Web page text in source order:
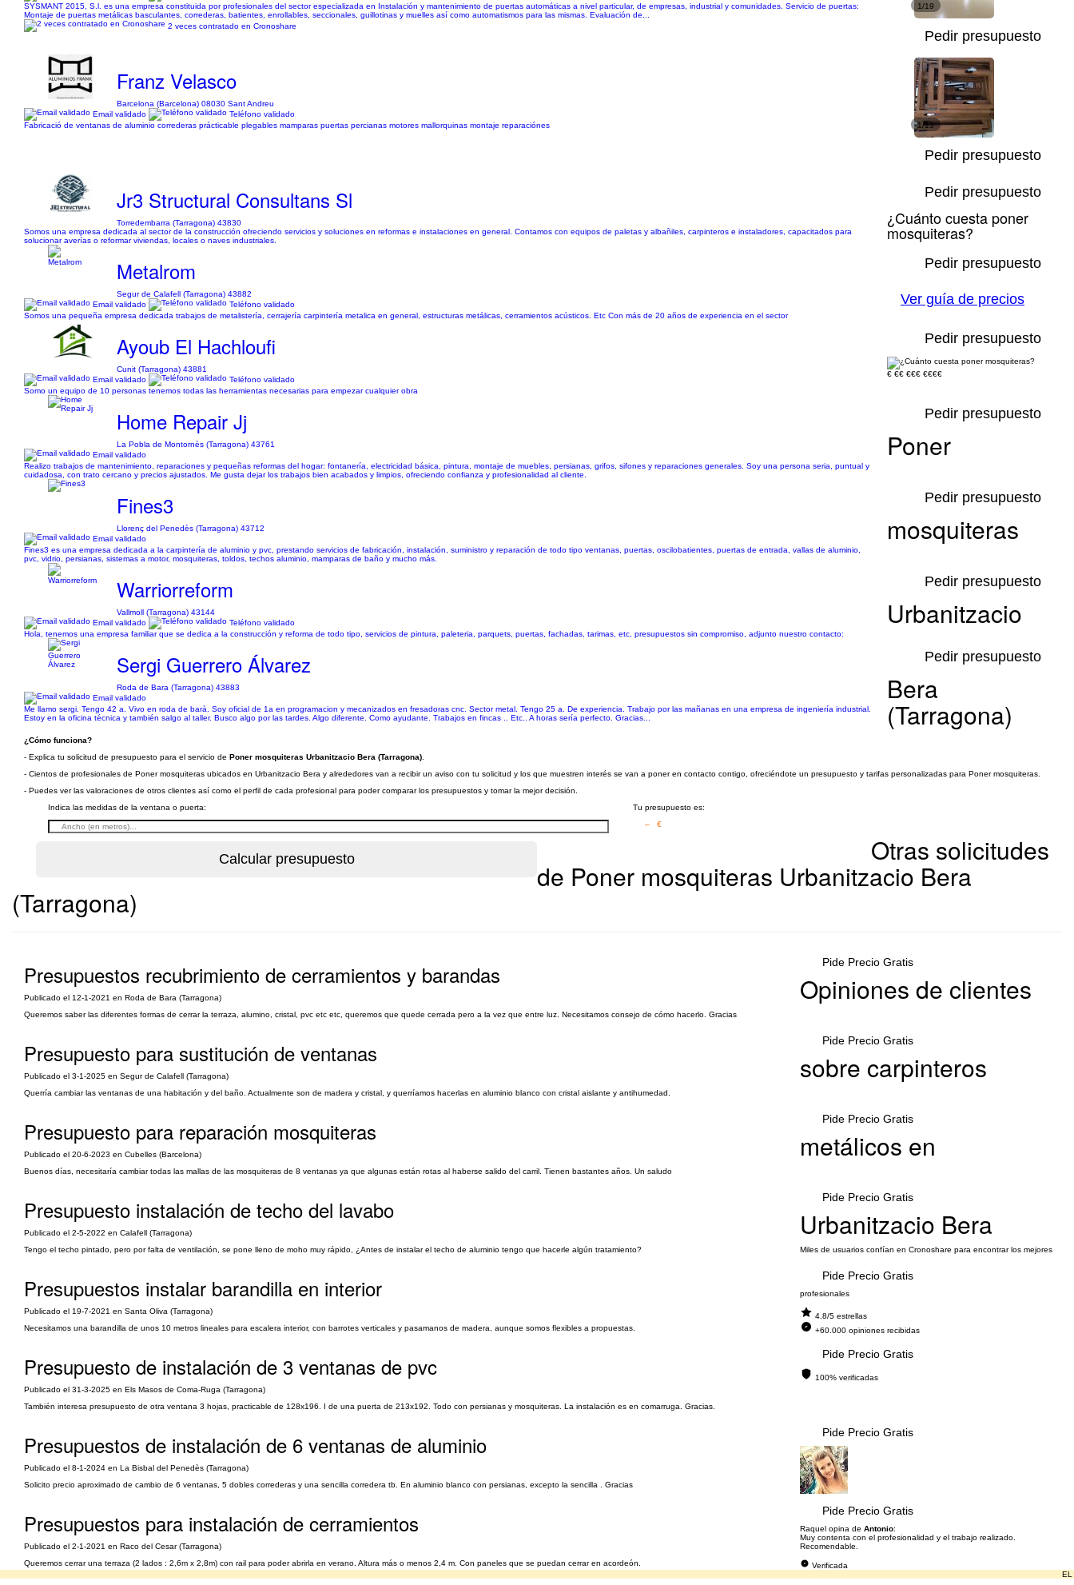
SYSMANT 2015, S.l. es una empresa constituida por profesionales del sector especializada en Instalación y mantenimiento de puertas automáticas a nivel particular, de empresas, industrial y comunidades. Servicio de puertas:
Montaje de puertas metálicas basculantes, correderas, batientes, enrollables, seccionales, guillotinas y muelles así como automatismos para las mismas. Evaluación de...
2 veces contratado en Cronoshare
1/19
Pedir presupuesto
Franz Velasco
Barcelona (Barcelona) 08030 Sant Andreu
Email validado
Teléfono validado
Fabricació de ventanas de aluminio correderas prácticable plegables mamparas puertas percianas motores mallorquinas montaje reparaciónes
1/13
Pedir presupuesto
Jr3 Structural Consultans Sl
Torredembarra (Tarragona) 43830
Somos una empresa dedicada al sector de la construcción ofreciendo servicios y soluciones en reformas e instalaciones en general. Contamos con equipos de paletas y albañiles, carpinteros e instaladores, capacitados para
solucionar averías o reformar viviendas, locales o naves industriales.
Pedir presupuesto
Metalrom
Segur de Calafell (Tarragona) 43882
Email validado
Teléfono validado
Somos una pequeña empresa dedicada trabajos de metalistería, cerrajería carpintería metalica en general, estructuras metálicas, cerramientos acústicos. Etc Con más de 20 años de experiencia en el sector
Pedir presupuesto
Ayoub El Hachloufi
Cunit (Tarragona) 43881
Email validado
Teléfono validado
Somo un equipo de 10 personas tenemos todas las herramientas necesarias para empezar cualquier obra
Pedir presupuesto
Home Repair Jj
La Pobla de Montornès (Tarragona) 43761
Email validado
Realizo trabajos de mantenimiento, reparaciones y pequeñas reformas del hogar: fontanería, electricidad básica, pintura, montaje de muebles, persianas, grifos, sifones y reparaciones generales. Soy una persona seria, puntual y
cuidadosa, con trato cercano y precios ajustados. Me gusta dejar los trabajos bien acabados y limpios, ofreciendo confianza y profesionalidad al cliente.
Pedir presupuesto
Fines3
Llorenç del Penedès (Tarragona) 43712
Email validado
Fines3 es una empresa dedicada a la carpintería de aluminio y pvc, prestando servicios de fabricación, instalación, suministro y reparación de todo tipo ventanas, puertas, oscilobatientes, puertas de entrada, vallas de aluminio,
pvc, vidrio, persianas, sistemas a motor, mosquiteras, toldos, techos aluminio, mamparas de baño y mucho más.
Pedir presupuesto
Warriorreform
Vallmoll (Tarragona) 43144
Email validado
Teléfono validado
Hola, tenemos una empresa familiar que se dedica a la construcción y reforma de todo tipo, servicios de pintura, paleteria, parquets, puertas, fachadas, tarimas, etc, presupuestos sin compromiso, adjunto nuestro contacto:
Pedir presupuesto
Sergi Guerrero Álvarez
Roda de Bara (Tarragona) 43883
Email validado
Me llamo sergi. Tengo 42 a. Vivo en roda de barà. Soy oficial de 1a en programacion y mecanizados en fresadoras cnc. Sector metal. Tengo 25 a. De experiencia. Trabajo por las mañanas en una empresa de ingeniería industrial.
Estoy en la oficina técnica y también salgo al taller. Busco algo por las tardes. Algo diferente. Como ayudante. Trabajos en fincas .. Etc.. A horas sería perfecto. Gracias...
Pedir presupuesto
¿Cuánto cuesta poner
mosquiteras?
Ver guía de precios
€ €€ €€€ €€€€
Poner
mosquiteras
Urbanitzacio
Bera
(Tarragona)
¿Cómo funciona?
- Explica tu solicitud de presupuesto para el servicio de Poner mosquiteras Urbanitzacio Bera (Tarragona)
- Cientos de profesionales de Poner mosquiteras ubicados en Urbanitzacio Bera y alrededores van a recibir un aviso con tu solicitud y los que muestren interés se van a poner en contacto contigo, ofreciéndote un presupuesto y tarifas personalizadas para Poner mosquiteras.
- Puedes ver las valoraciones de otros clientes así como el perfil de cada profesional para poder comparar los presupuestos y tomar la mejor decisión.
Indica las medidas de la ventana o puerta:
Tu presupuesto es:
– €
Otras solicitudes
de Poner mosquiteras Urbanitzacio Bera
(Tarragona)
Presupuestos recubrimiento de cerramientos y barandas
Publicado el 12-1-2021 en Roda de Bara (Tarragona)
Queremos saber las diferentes formas de cerrar la terraza, alumino, cristal, pvc etc etc, queremos que quede cerrada pero a la vez que entre luz. Necesitamos consejo de cómo hacerlo. Gracias
Pide Precio Gratis
Presupuesto para sustitución de ventanas
Publicado el 3-1-2025 en Segur de Calafell (Tarragona)
Querría cambiar las ventanas de una habitación y del baño. Actualmente son de madera y cristal, y querríamos hacerlas en aluminio blanco con cristal aislante y antihumedad.
Pide Precio Gratis
Presupuesto para reparación mosquiteras
Publicado el 20-6-2023 en Cubelles (Barcelona)
Buenos días, necesitaría cambiar todas las mallas de las mosquiteras de 8 ventanas ya que algunas están rotas al haberse salido del carril. Tienen bastantes años. Un saludo
Pide Precio Gratis
Presupuesto instalación de techo del lavabo
Publicado el 2-5-2022 en Calafell (Tarragona)
Tengo el techo pintado, pero por falta de ventilación, se pone lleno de moho muy rápido, ¿Antes de instalar el techo de aluminio tengo que hacerle algún tratamiento?
Pide Precio Gratis
Presupuestos instalar barandilla en interior
Publicado el 19-7-2021 en Santa Oliva (Tarragona)
Necesitamos una barandilla de unos 10 metros lineales para escalera interior, con barrotes verticales y pasamanos de madera, aunque somos flexibles a propuestas.
Pide Precio Gratis
Presupuesto de instalación de 3 ventanas de pvc
Publicado el 31-3-2025 en Els Masos de Coma-Ruga (Tarragona)
También interesa presupuesto de otra ventana 3 hojas, practicable de 128x196. I de una puerta de 213x192. Todo con persianas y mosquiteras. La instalación es en comarruga. Gracias.
Pide Precio Gratis
Presupuestos de instalación de 6 ventanas de aluminio
Publicado el 8-1-2024 en La Bisbal del Penedès (Tarragona)
Solicito precio aproximado de cambio de 6 ventanas, 5 dobles correderas y una sencilla corredera tb. En aluminio blanco con persianas, excepto la sencilla . Gracias
Pide Precio Gratis
Presupuestos para instalación de cerramientos
Publicado el 2-1-2021 en Raco del Cesar (Tarragona)
Queremos cerrar una terraza (2 lados : 2,6m x 2,8m) con rail para poder abrirla en verano. Altura más o menos 2,4 m. Con paneles que se puedan cerrar en acordeón.
Pide Precio Gratis
Opiniones de clientes
sobre carpinteros
metálicos en
Urbanitzacio Bera
Miles de usuarios confían en Cronoshare para encontrar los mejores
profesionales
4.8/5 estrellas
+60.000 opiniones recibidas
100% verificadas
Raquel opina de Antonio:
Muy contenta con el profesionalidad y el trabajo realizado.
Recomendable.
Verificada
EL